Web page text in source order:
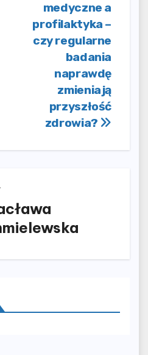
medyczne a
profilaktyka –
czy regularne
badania
naprawdę
zmieniają
przyszłość
zdrowia?